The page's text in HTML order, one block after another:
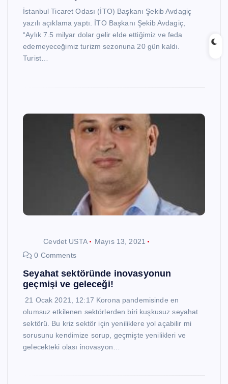
İstanbul Ticaret Odası (İTO) Başkanı Şekib Avdagiç
yazılı açıklama yaptı. İTO Başkanı Şekib Avdagiç,
“Aylık 7.5 milyar dolar gelir elde ettiğimiz ve feda
edemeyeceğimiz turizm sezonuna 20 gün kaldı.
Turist…
Cevdet USTA
Mayıs 13, 2021
0 Comments
Seyahat sektöründe inovasyonun
geçmişi ve geleceği!
21 Ocak 2021, 12:17 Korona pandemisinde en
olumsuz etkilenen sektörlerden biri kuşkusuz seyahat
sektörü. Bu kriz sektör için yeniliklere yol açabilir mi
sorusunu kendimize sorup, geçmişte yenilikleri ve
gelecekteki olası inovasyon…